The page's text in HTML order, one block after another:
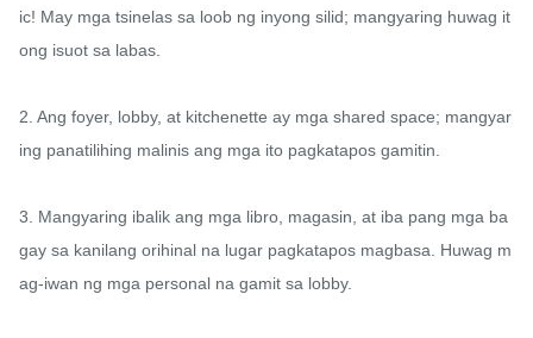
ic! May mga tsinelas sa loob ng inyong silid; mangyaring huwag it
ong isuot sa labas.
2. Ang foyer, lobby, at kitchenette ay mga shared space; mangyar
ing panatilihing malinis ang mga ito pagkatapos gamitin.
3. Mangyaring ibalik ang mga libro, magasin, at iba pang mga ba
gay sa kanilang orihinal na lugar pagkatapos magbasa. Huwag m
ag-iwan ng mga personal na gamit sa lobby.